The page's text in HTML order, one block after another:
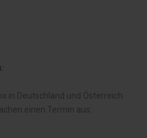
in Deutschland und Österreich.
einen Termin aus: